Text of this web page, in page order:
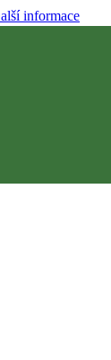
informace